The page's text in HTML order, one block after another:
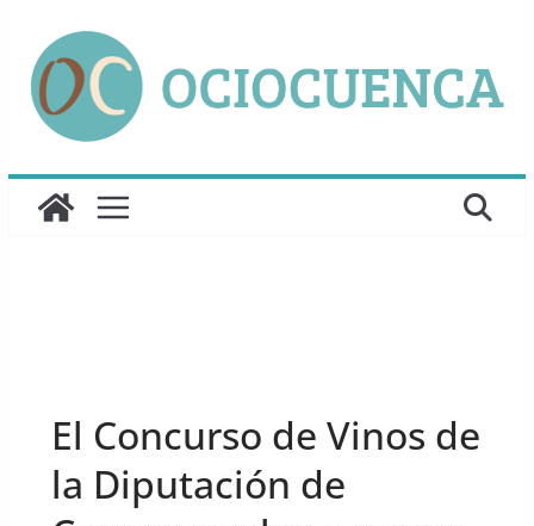
contenido
El Concurso de Vinos de
la Diputación de